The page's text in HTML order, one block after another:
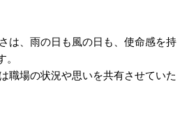
は、雨の日も風の日も、使命感を持
職場の状況や思いを共有させていた